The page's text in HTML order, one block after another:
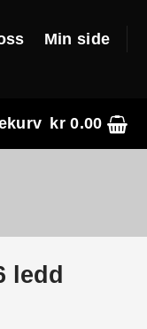
Min side
kr0.00
ledd